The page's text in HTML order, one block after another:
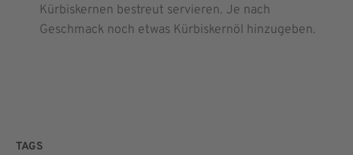
Kürbiskernen bestreut servieren. Je nach
Geschmack noch etwas Kürbiskernöl hinzugeben.
TAGS